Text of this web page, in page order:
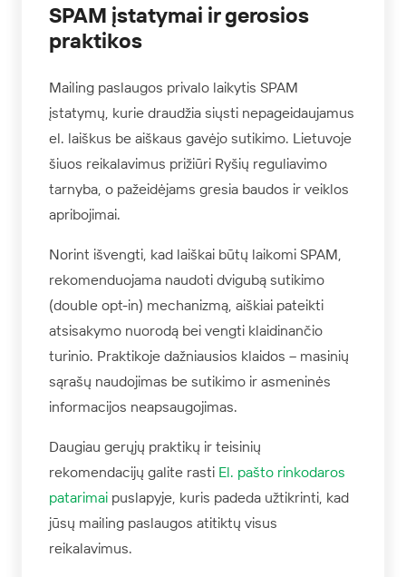
SPAM įstatymai ir gerosios
praktikos
Mailing paslaugos privalo laikytis SPAM
įstatymų, kurie draudžia siųsti nepageidaujamus
el. laiškus be aiškaus gavėjo sutikimo. Lietuvoje
šiuos reikalavimus prižiūri Ryšių reguliavimo
tarnyba, o pažeidėjams gresia baudos ir veiklos
apribojimai.
Norint išvengti, kad laiškai būtų laikomi SPAM,
rekomenduojama naudoti dvigubą sutikimo
(double opt-in) mechanizmą, aiškiai pateikti
atsisakymo nuorodą bei vengti klaidinančio
turinio. Praktikoje dažniausios klaidos – masinių
sąrašų naudojimas be sutikimo ir asmeninės
informacijos neapsaugojimas.
Daugiau gerųjų praktikų ir teisinių
rekomendacijų galite rasti El. pašto rinkodaros
patarimai puslapyje, kuris padeda užtikrinti, kad
jūsų mailing paslaugos atitiktų visus
reikalavimus.